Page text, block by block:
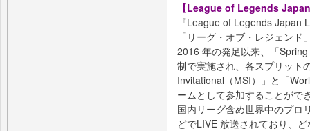
【League of Legends
『League of Legends Japan
「リーグ・オブ・レジェン
2016 年の発足以来、「
制で実施され、各スプリット
Invitational（MSI）」と「
ームとして参加することがで
国内リーグ含め世界中のプロ
どでLIVE 放送されており、